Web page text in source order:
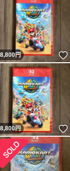
いね！
8,800円
いね！
8,800円